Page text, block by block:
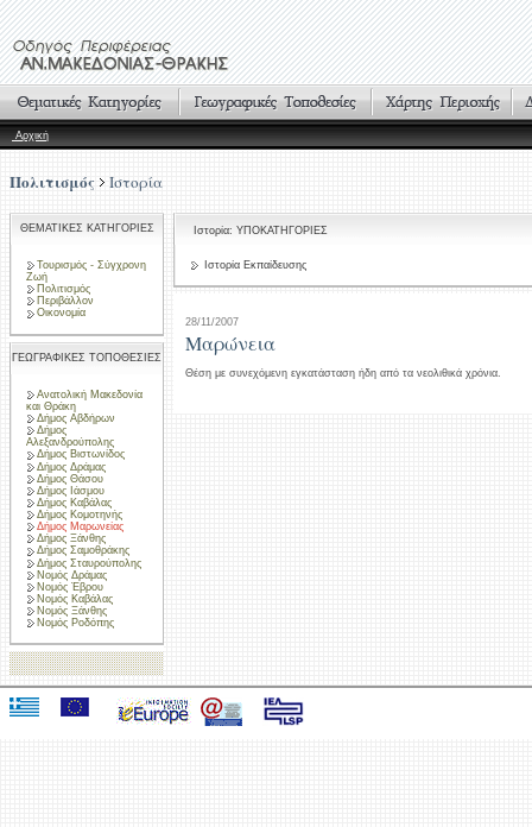
Αρχική
Πολιτισμός Ιστορία
ΘΕΜΑΤΙΚΕΣ ΚΑΤΗΓΟΡΙΕΣ
Τουρισμός - Σύγχρονη
Ζωή
Πολιτισμός
Περιβάλλον
Οικονομία
ΓΕΩΓΡΑΦΙΚΕΣ ΤΟΠΟΘΕΣΙΕΣ
Ανατολική Μακεδονία
και Θράκη
Δήμος Αβδήρων
Δήμος
Αλεξανδρούπολης
Δήμος Βιστωνίδος
Δήμος Δράμας
Δήμος Θάσου
Δήμος Ιάσμου
Δήμος Καβάλας
Δήμος Κομοτηνής
Δήμος Μαρωνείας
Δήμος Ξάνθης
Δήμος Σαμοθράκης
Δήμος Σταυρούπολης
Νομός Δράμας
Νομός Έβρου
Νομός Καβάλας
Νομός Ξάνθης
Νομός Ροδόπης
Ιστορία: ΥΠΟΚΑΤΗΓΟΡΙΕΣ
Ιστορία Εκπαίδευσης
28/11/2007
Μαρώνεια
Θέση με συνεχόμενη εγκατάσταση ήδη από τα νεολιθικά χρόνια.